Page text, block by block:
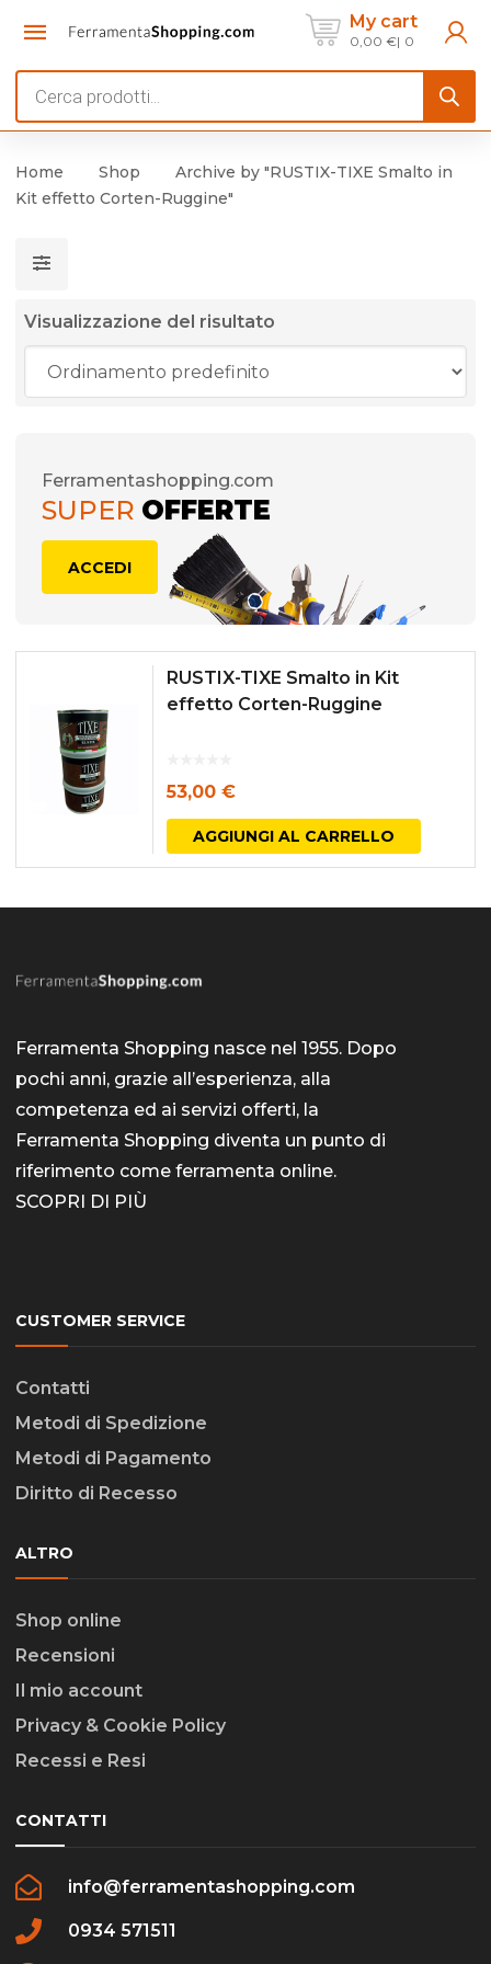
My cart
0,00 € 0
search
Home Shop
Archive by "RUSTIX-TIXE Smalto in
Kit effetto Corten-Ruggine"
Visualizzazione del risultato
Ferramentashopping.com
SUPER OFFERTE
ACCEDI
RUSTIX-TIXE Smalto in Kit
effetto Corten-Ruggine
53,00 €
AGGIUNGI AL CARRELLO
Ferramenta Shopping nasce nel 1955. Dopo
pochi anni, grazie all’esperienza, alla
competenza ed ai servizi offerti, la
Ferramenta Shopping diventa un punto di
riferimento come ferramenta online.
SCOPRI DI PIÙ
CUSTOMER SERVICE
Contatti
Metodi di Spedizione
Metodi di Pagamento
Diritto di Recesso
ALTRO
Shop online
Recensioni
Il mio account
Privacy & Cookie Policy
Recessi e Resi
CONTATTI
info@ferramentashopping.com
0934 571511